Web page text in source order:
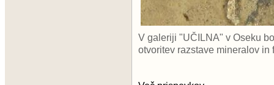
V galeriji "UČILNA" v Oseku
otvoritev razstave mineralov